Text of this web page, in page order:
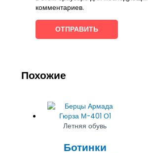
комментариев.
Похожие
Летняя обувь
Ботинки